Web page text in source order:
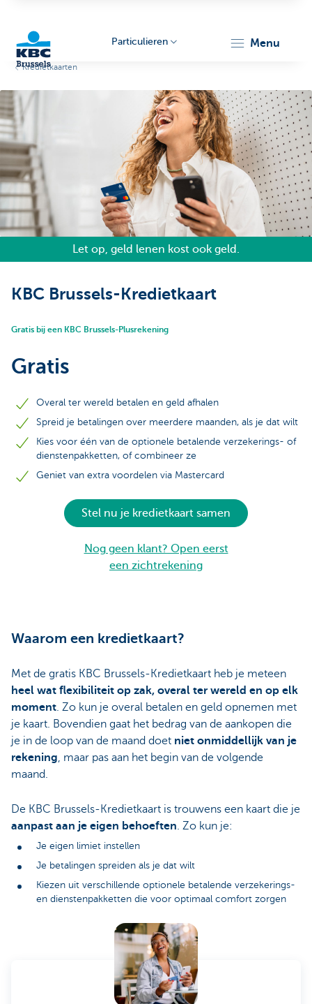
Particulieren menu
Kredietkaarten
Let op, geld lenen kost ook geld.
KBC Brussels-Kredietkaart
Gratis bij een KBC Brussels-Plusrekening
Gratis
Overal ter wereld betalen en geld afhalen
Spreid je betalingen over meerdere maanden, als je dat wilt
Kies voor één van de optionele betalende verzekerings- of
dienstenpakketten, of combineer ze
Geniet van extra voordelen via Mastercard
Stel nu je kredietkaart samen
Nog geen klant? Open eerst
een zichtrekening
Waarom een kredietkaart?
Met de gratis KBC Brussels-Kredietkaart heb je meteen
heel wat flexibiliteit op zak, overal ter wereld en op elk
moment. Zo kun je overal betalen en geld opnemen met
je kaart. Bovendien gaat het bedrag van de aankopen die
je in de loop van de maand doet niet onmiddellijk van je
rekening, maar pas aan het begin van de volgende
maand.
De KBC Brussels-Kredietkaart is trouwens een kaart die je
aanpast aan je eigen behoeften. Zo kun je:
Je eigen limiet instellen
Je betalingen spreiden als je dat wilt
Kiezen uit verschillende optionele betalende verzekerings-
en dienstenpakketten die voor optimaal comfort zorgen